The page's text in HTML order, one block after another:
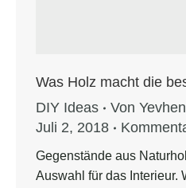
Was Holz macht die
DIY Ideas
Von
Juli 2, 2018
Gegenstände aus
Auswahl für das Interieur.